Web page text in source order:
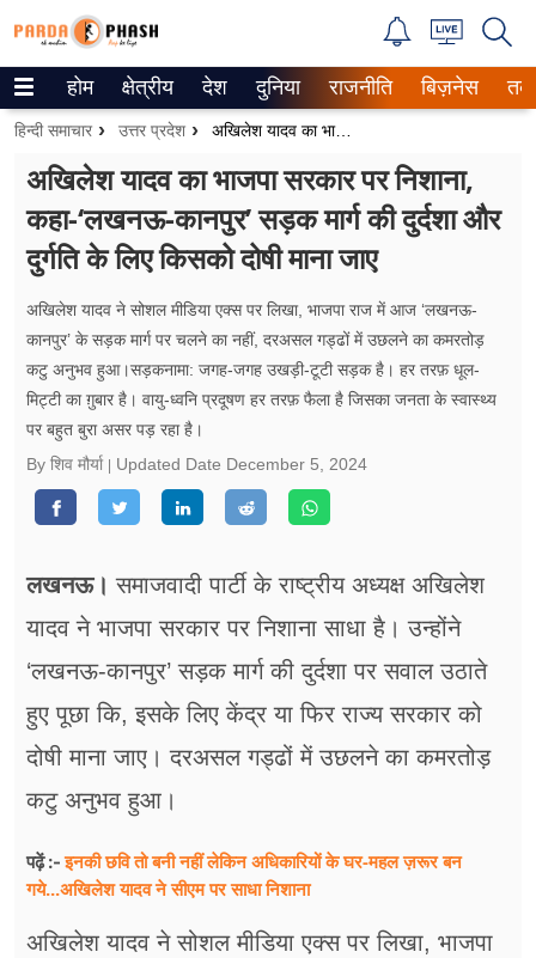
Trending on Google News
ePaper
वेब स्टोरीज
उत्तर प्रदेश
वीडियो
रिलेशनशिप
जीवन मंत्रा
सेहत
जॉब्स
शिक्षा
अन्य खबरें
होम क्षेत्रीय देश दुनिया राजनीति बिज़नेस
हिन्दी समाचार उत्तर प्रदेश अखिलेश यादव का भाजपा सरकार पर निशाना, कहा-‘लखनऊ-कानपुर’ सड़क मार्ग की दुर्दशा और दुर्गति के लिए किसको दोषी माना जाए
अखिलेश यादव का भाजपा सरकार पर निशाना,
कहा-‘लखनऊ-कानपुर’ सड़क मार्ग की दुर्दशा और
दुर्गति के लिए किसको दोषी माना जाए
अखिलेश यादव ने सोशल मीडिया एक्स पर लिखा, भाजपा राज में आज ‘लखनऊ-
कानपुर’ के सड़क मार्ग पर चलने का नहीं, दरअसल गड्ढों में उछलने का कमरतोड़
कटु अनुभव हुआ।सड़कनामा: जगह-जगह उखड़ी-टूटी सड़क है। ⁠हर तरफ़ धूल-
मिट्टी का ग़ुबार है। ⁠वायु-ध्वनि प्रदूषण हर तरफ़ फैला है जिसका जनता के स्वास्थ्य
पर बहुत बुरा असर पड़ रहा है।
By शिव मौर्या
Updated Date December 5, 2024
लखनऊ। समाजवादी पार्टी के राष्ट्रीय अध्यक्ष अखिलेश
यादव ने भाजपा सरकार पर निशाना साधा है। उन्होंने
‘लखनऊ-कानपुर’ सड़क मार्ग की दुर्दशा पर सवाल उठाते
हुए पूछा कि, इसके लिए केंद्र या फिर राज्य सरकार को
दोषी माना जाए। दरअसल गड्ढों में उछलने का कमरतोड़
कटु अनुभव हुआ।
पढ़ें :-इनकी छवि तो बनी नहीं लेकिन अधिकारियों के घर-महल ज़रूर बन
गये...अखिलेश यादव ने सीएम पर साधा​ निशाना
अखिलेश यादव ने सोशल मीडिया एक्स पर लिखा, भाजपा